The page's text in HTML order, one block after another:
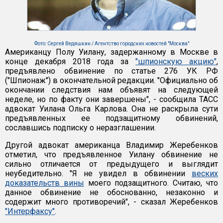
Фото: Сергей Ведяшкин / Агентство городских новостей "Москва"
Американцу Полу Уилану, задержанному в Москве в
конце декабря 2018 года за"шпионскую акцию",
предъявлено обвинение по статье 276 УК РФ
("Шпионаж") в окончательной редакции. "Официально об
окончании следствия нам объявят на следующей
неделе, но по факту они завершены", - сообщила ТАСС
адвокат Уилана Ольга Карлова. Она не раскрыла сути
предъявленных ее подзащитному обвинений,
сославшись подписку о неразглашении.
Другой адвокат американца Владимир Жеребенков
отметил, что предъявленное Уилану обвинение не
сильно отличается от предыдущего и выглядит
неубедительно. "Я не увидел в обвинении веских
доказательств вины моего подзащитного. Считаю, что
данное обвинение не обоснованно, незаконно и
содержит много противоречий", - сказал Жеребенков
"Интерфаксу".